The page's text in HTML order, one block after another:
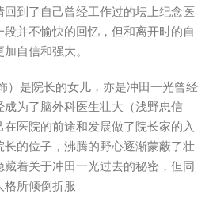
到了自己曾经工作过的坛上纪念医
并不愉快的回忆，但和离开时的自
自信和强大。
）是院长的女儿，亦是冲田一光曾经
为了脑外科医生壮大（浅野忠信
医院的前途和发展做了院长家的入
的位子，沸腾的野心逐渐蒙蔽了壮
着关于冲田一光过去的秘密，但同
格所倾倒折服